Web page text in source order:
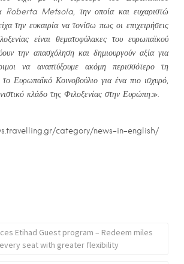
Roberta Metsola, την οποία και ευχαριστώ
την ευκαιρία να τονίσω πως οι επιχειρήσεις
είναι θεματοφύλακες του ευρωπαϊκού
την απασχόληση και δημιουργούν αξία για
να αναπτύξουμε ακόμη περισσότερο τη
Ευρωπαϊκό Κοινοβούλιο για ένα πιο ισχυρό,
κλάδο της Φιλοξενίας στην Ευρώπη.».
category/news-in-english/
Etihad Guest program – Redeem miles
seat with greater flexibility